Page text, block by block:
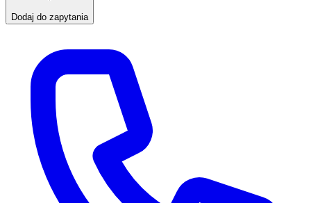
Dodaj do zapytania